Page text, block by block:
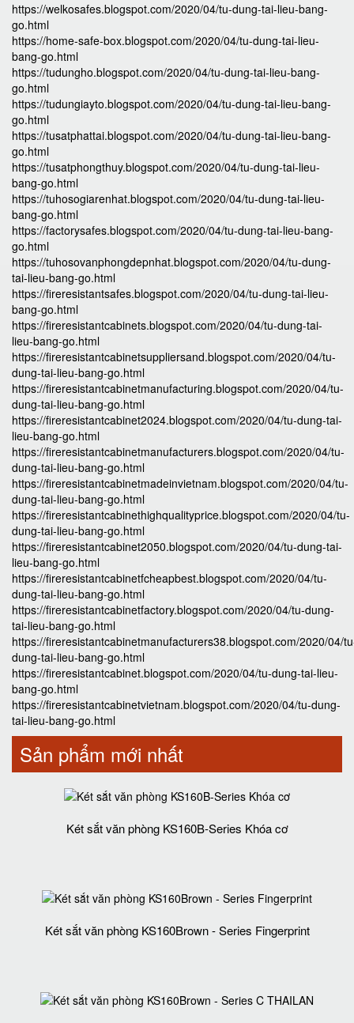
https://welkosafes.blogspot.com/2020/04/tu-dung-tai-lieu-bang-
go.html
https://home-safe-box.blogspot.com/2020/04/tu-dung-tai-lieu-
bang-go.html
https://tudungho.blogspot.com/2020/04/tu-dung-tai-lieu-bang-
go.html
https://tudungiayto.blogspot.com/2020/04/tu-dung-tai-lieu-bang-
go.html
https://tusatphattai.blogspot.com/2020/04/tu-dung-tai-lieu-bang-
go.html
https://tusatphongthuy.blogspot.com/2020/04/tu-dung-tai-lieu-
bang-go.html
https://tuhosogiarenhat.blogspot.com/2020/04/tu-dung-tai-lieu-
bang-go.html
https://factorysafes.blogspot.com/2020/04/tu-dung-tai-lieu-bang-
go.html
https://tuhosovanphongdepnhat.blogspot.com/2020/04/tu-dung-
tai-lieu-bang-go.html
https://fireresistantsafes.blogspot.com/2020/04/tu-dung-tai-lieu-
bang-go.html
https://fireresistantcabinets.blogspot.com/2020/04/tu-dung-tai-
lieu-bang-go.html
https://fireresistantcabinetsuppliersand.blogspot.com/2020/04/tu-
dung-tai-lieu-bang-go.html
https://fireresistantcabinetmanufacturing.blogspot.com/2020/04/tu-
dung-tai-lieu-bang-go.html
https://fireresistantcabinet2024.blogspot.com/2020/04/tu-dung-tai-
lieu-bang-go.html
https://fireresistantcabinetmanufacturers.blogspot.com/2020/04/tu-
dung-tai-lieu-bang-go.html
https://fireresistantcabinetmadeinvietnam.blogspot.com/2020/04/tu-
dung-tai-lieu-bang-go.html
https://fireresistantcabinethighqualityprice.blogspot.com/2020/04/tu-
dung-tai-lieu-bang-go.html
https://fireresistantcabinet2050.blogspot.com/2020/04/tu-dung-tai-
lieu-bang-go.html
https://fireresistantcabinetfcheapbest.blogspot.com/2020/04/tu-
dung-tai-lieu-bang-go.html
https://fireresistantcabinetfactory.blogspot.com/2020/04/tu-dung-
tai-lieu-bang-go.html
https://fireresistantcabinetmanufacturers38.blogspot.com/2020/04/
dung-tai-lieu-bang-go.html
https://fireresistantcabinet.blogspot.com/2020/04/tu-dung-tai-lieu-
bang-go.html
https://fireresistantcabinetvietnam.blogspot.com/2020/04/tu-dung-
tai-lieu-bang-go.html
Sản phẩm mới nhất
Két sắt văn phòng KS160B-Series Khóa cơ
Két sắt văn phòng KS160Brown - Series Fingerprint